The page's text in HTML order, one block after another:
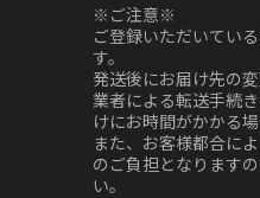
※ご注意※
ご登録いただいてい
す。
発送後にお届け先の
業者による転送手続
けにお時間がかかる場
また、お客様都合に
のご負担となります
い。